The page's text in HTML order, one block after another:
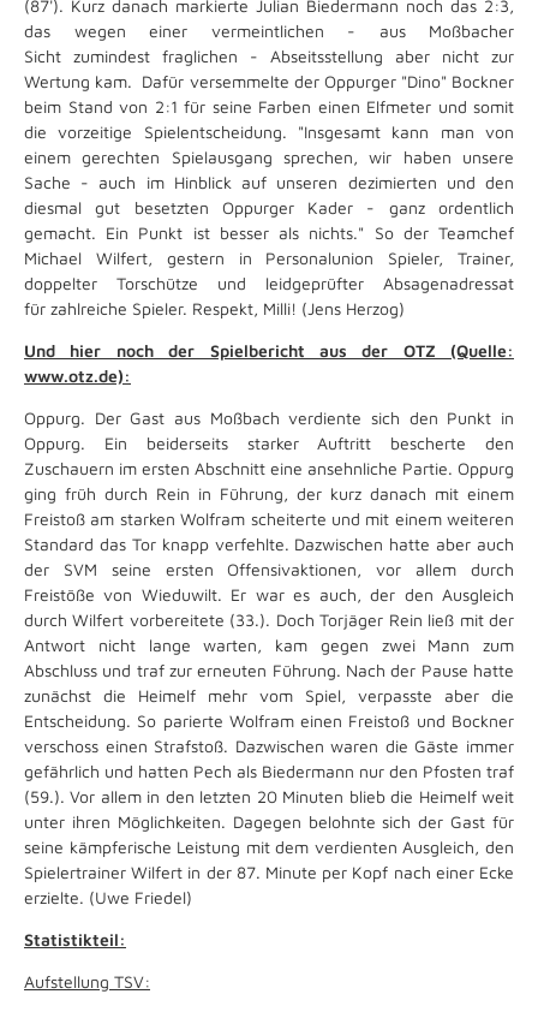
(87'). Kurz danach markierte Julian Biedermann noch das 2:3,
das wegen einer vermeintlichen - aus Moßbacher
Sicht zumindest fraglichen - Abseitsstellung aber nicht zur
Wertung kam. Dafür versemmelte der Oppurger "Dino" Bockner
beim Stand von 2:1 für seine Farben einen Elfmeter und somit
die vorzeitige Spielentscheidung. "Insgesamt kann man von
einem gerechten Spielausgang sprechen, wir haben unsere
Sache - auch im Hinblick auf unseren dezimierten und den
diesmal gut besetzten Oppurger Kader - ganz ordentlich
gemacht. Ein Punkt ist besser als nichts." So der Teamchef
Michael Wilfert, gestern in Personalunion Spieler, Trainer,
doppelter Torschütze und leidgeprüfter Absagenadressat
für zahlreiche Spieler. Respekt, Milli! (Jens Herzog)
Und hier noch der Spielbericht aus der OTZ (Quelle:
www.otz.de):
Oppurg. Der Gast aus Moßbach verdiente sich den Punkt in
Oppurg. Ein beiderseits starker Auftritt bescherte den
Zuschauern im ersten Abschnitt eine ansehnliche Partie. Oppurg
ging früh durch Rein in Führung, der kurz danach mit einem
Freistoß am starken Wolfram scheiterte und mit einem weiteren
Standard das Tor knapp verfehlte. Dazwischen hatte aber auch
der SVM seine ersten Offensivaktionen, vor allem durch
Freistöße von Wieduwilt. Er war es auch, der den Ausgleich
durch Wilfert vorbereitete (33.). Doch Torjäger Rein ließ mit der
Antwort nicht lange warten, kam gegen zwei Mann zum
Abschluss und traf zur erneuten Führung. Nach der Pause hatte
zunächst die Heimelf mehr vom Spiel, verpasste aber die
Entscheidung. So parierte Wolfram einen Freistoß und Bockner
verschoss einen Strafstoß. Dazwischen waren die Gäste immer
gefährlich und hatten Pech als Biedermann nur den Pfosten traf
(59.). Vor allem in den letzten 20 Minuten blieb die Heimelf weit
unter ihren Möglichkeiten. Dagegen belohnte sich der Gast für
seine kämpferische Leistung mit dem verdienten Ausgleich, den
Spielertrainer Wilfert in der 87. Minute per Kopf nach einer Ecke
erzielte. (Uwe Friedel)
Statistikteil:
Aufstellung TSV: